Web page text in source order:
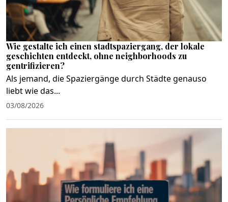
Wie gestalte ich einen stadtspaziergang, der lokale
geschichten entdeckt, ohne neighborhoods zu
gentrifizieren?
Als jemand, die Spaziergänge durch Städte genauso
liebt wie das...
03/08/2026